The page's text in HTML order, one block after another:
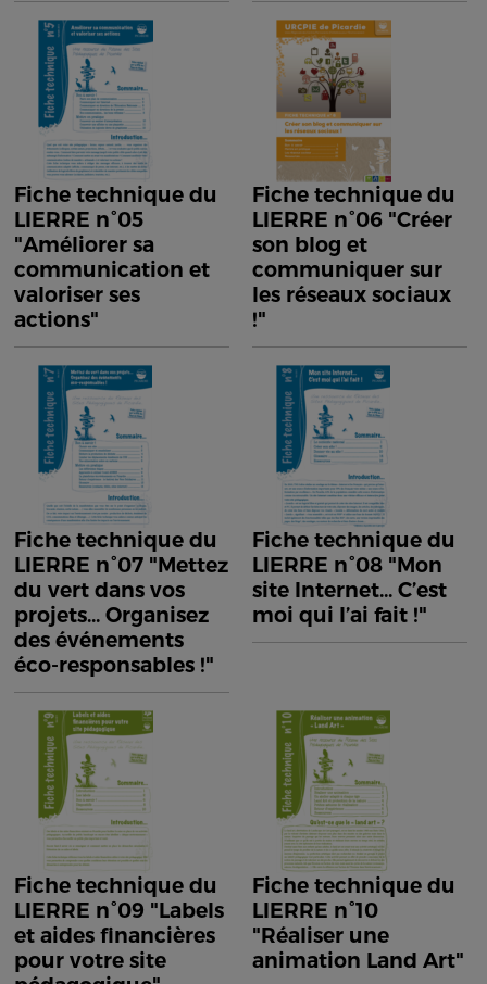
Fiche technique du
LIERRE n°05
"Améliorer sa
communication et
valoriser ses
actions"
Fiche technique du
LIERRE n°06 "Créer
son blog et
communiquer sur
les réseaux sociaux
!"
Fiche technique du
LIERRE n°07 "Mettez
du vert dans vos
projets... Organisez
des événements
éco-responsables !"
Fiche technique du
LIERRE n°08 "Mon
site Internet... C’est
moi qui l’ai fait !"
Fiche technique du
LIERRE n°09 "Labels
et aides financières
pour votre site
Fiche technique du
LIERRE n°10
"Réaliser une
animation Land Art"